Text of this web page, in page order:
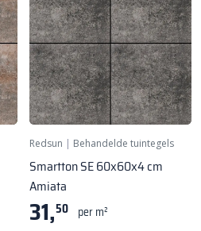
Redsun | Behandelde tuintegels
Smartton SE 60x60x4 cm
Amiata
31,50 per m²